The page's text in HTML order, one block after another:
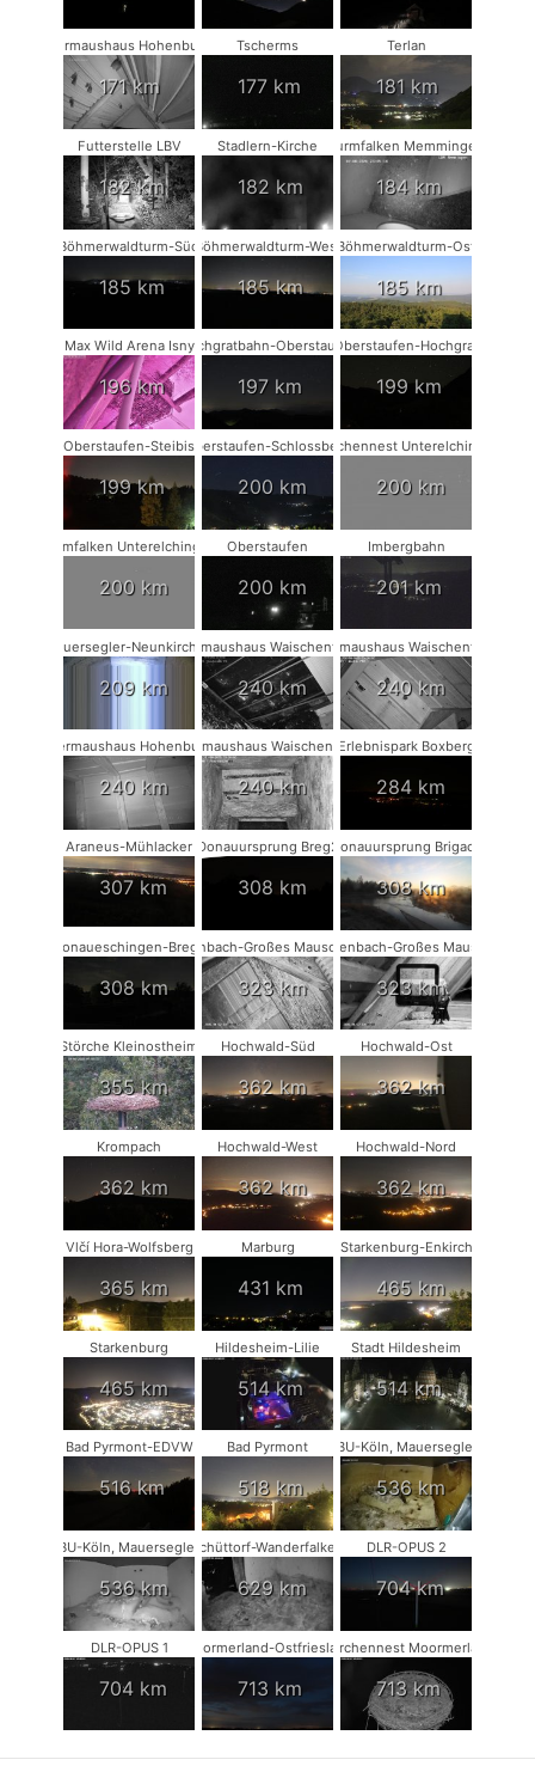
Fledermaushaus Hohenburg #2
171 km
Tscherms
177 km
Terlan
181 km
Futterstelle LBV
182 km
Stadlern-Kirche
182 km
Turmfalken Memmingen
184 km
Böhmerwaldturm-Süd
185 km
Böhmerwaldturm-West
185 km
Böhmerwaldturm-Ost
185 km
Max Wild Arena Isny
196 km
Hochgratbahn-Oberstaufen
197 km
Oberstaufen-Hochgrat
199 km
Oberstaufen-Steibis
199 km
Oberstaufen-Schlossberg
200 km
Storchennest Unterelchingen
200 km
Turmfalken Unterelchingen
200 km
Oberstaufen
200 km
Imbergbahn
201 km
Mauersegler-Neunkirchen
209 km
Fledermaushaus Waischenfeld #3
240 km
Fledermaushaus Waischenfeld #2
240 km
Fledermaushaus Hohenburg #1
240 km
Fledermaushaus Waischenfeld #1
240 km
Erlebnispark Boxberg
284 km
Araneus-Mühlacker
307 km
Donauursprung Breg2
308 km
Donauursprung Brigach
308 km
Donaueschingen-Breg2
308 km
Rodenbach-Großes Mausohr #2
323 km
Rodenbach-Großes Mausohr
323 km
Störche Kleinostheim
355 km
Hochwald-Süd
362 km
Hochwald-Ost
362 km
Krompach
362 km
Hochwald-West
362 km
Hochwald-Nord
362 km
Vlčí Hora-Wolfsberg
365 km
Marburg
431 km
Starkenburg-Enkirch
465 km
Starkenburg
465 km
Hildesheim-Lilie
514 km
Stadt Hildesheim
514 km
Bad Pyrmont-EDVW
516 km
Bad Pyrmont
518 km
NABU-Köln, Mauersegler #1
536 km
NABU-Köln, Mauersegler #2
536 km
Schüttorf-Wanderfalken
629 km
DLR-OPUS 2
704 km
DLR-OPUS 1
704 km
Moormerland-Ostfriesland
713 km
Storchennest Moormerland
713 km